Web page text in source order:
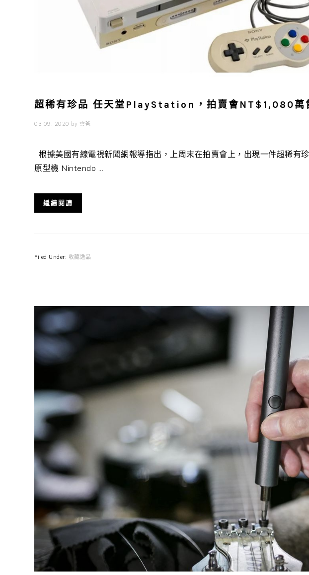
超稀有珍品 任天堂PlayStation，拍賣會NT$1,080萬
03 09, 2020 by 雲爸
根據美國有線電視新聞網報導指出，上周末在拍賣會上，出現一件超稀有
原型機 Nintendo ...
繼續閱讀
Filed Under: 收藏逸品